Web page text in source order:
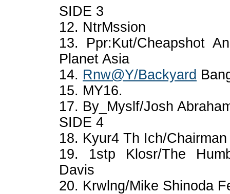
SIDE 3
12. NtrMssion
13. Ppr:Kut/Cheapshot
Planet Asia
14. Rnw@Y/Backyard
15. MY16.
17. By_Myslf/Josh
SIDE 4
18. Kyur4 Th Ich/
19. 1stp Klosr/The
Davis
20. Krwlng/Mike Shinoda